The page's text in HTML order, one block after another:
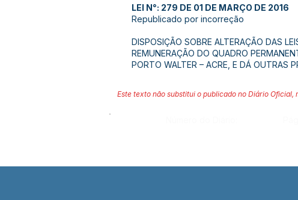
LEI N°: 279 DE 01 DE MARÇO DE 2016
Republicado por incorreção
DISPOSIÇÃO SOBRE ALTERAÇÃO DAS
REMUNERAÇÃO DO QUADRO
PORTO WALTER – ACRE, E DÁ OUTRAS
Este texto não substitui o publicado no Diário